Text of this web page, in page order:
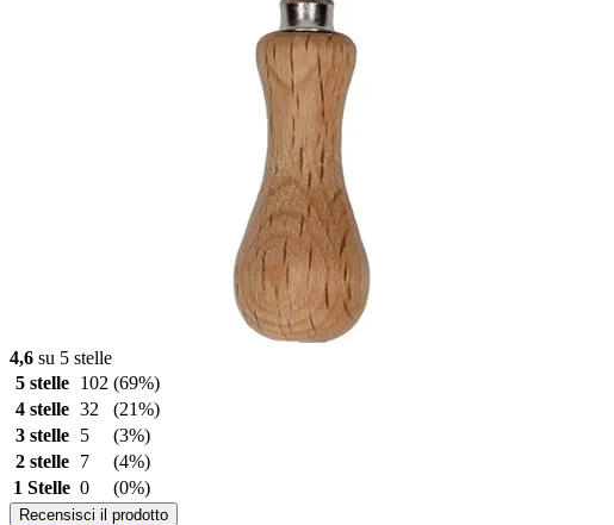
4,6 su 5 stelle
5 stelle
102 (69%)
4 stelle 32
(21%)
3 stelle
5
(3%)
2 stelle
7
(4%)
1 Stelle 0 (0%)
Recensisci il prodotto